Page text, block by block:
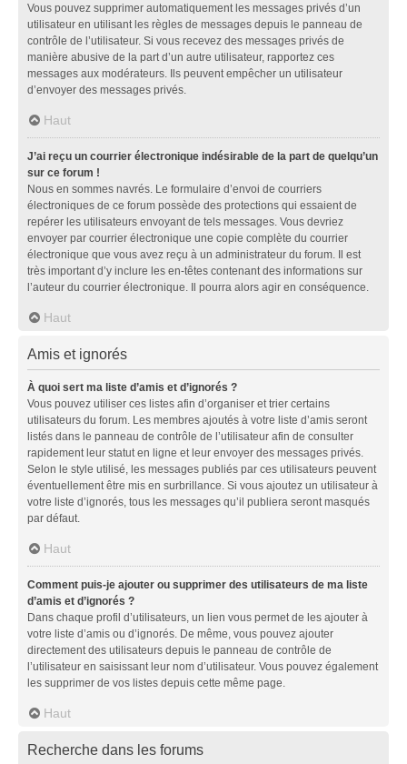
Vous pouvez supprimer automatiquement les messages privés d’un
utilisateur en utilisant les règles de messages depuis le panneau de
contrôle de l’utilisateur. Si vous recevez des messages privés de
manière abusive de la part d’un autre utilisateur, rapportez ces
messages aux modérateurs. Ils peuvent empêcher un utilisateur
d’envoyer des messages privés.
Haut
J’ai reçu un courrier électronique indésirable de la part de quelqu’un
sur ce forum !
Nous en sommes navrés. Le formulaire d’envoi de courriers
électroniques de ce forum possède des protections qui essaient de
repérer les utilisateurs envoyant de tels messages. Vous devriez
envoyer par courrier électronique une copie complète du courrier
électronique que vous avez reçu à un administrateur du forum. Il est
très important d’y inclure les en-têtes contenant des informations sur
l’auteur du courrier électronique. Il pourra alors agir en conséquence.
Haut
Amis et ignorés
À quoi sert ma liste d’amis et d’ignorés ?
Vous pouvez utiliser ces listes afin d’organiser et trier certains
utilisateurs du forum. Les membres ajoutés à votre liste d’amis seront
listés dans le panneau de contrôle de l’utilisateur afin de consulter
rapidement leur statut en ligne et leur envoyer des messages privés.
Selon le style utilisé, les messages publiés par ces utilisateurs peuvent
éventuellement être mis en surbrillance. Si vous ajoutez un utilisateur à
votre liste d’ignorés, tous les messages qu’il publiera seront masqués
par défaut.
Haut
Comment puis-je ajouter ou supprimer des utilisateurs de ma liste
d’amis et d’ignorés ?
Dans chaque profil d’utilisateurs, un lien vous permet de les ajouter à
votre liste d’amis ou d’ignorés. De même, vous pouvez ajouter
directement des utilisateurs depuis le panneau de contrôle de
l’utilisateur en saisissant leur nom d’utilisateur. Vous pouvez également
les supprimer de vos listes depuis cette même page.
Haut
Recherche dans les forums